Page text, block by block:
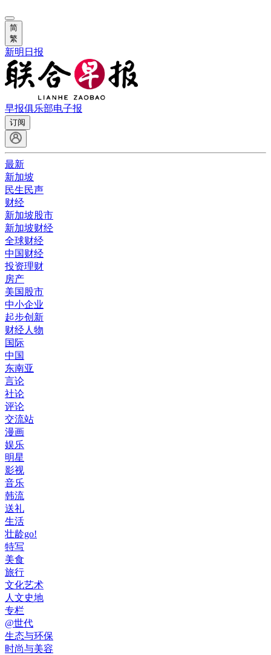
简
繁
新明日报
早报俱乐部电子报
订阅
最新
新加坡
民生民声
财经
新加坡股市
新加坡财经
全球财经
中国财经
投资理财
房产
美国股市
中小企业
起步创新
财经人物
国际
中国
东南亚
言论
社论
评论
交流站
漫画
娱乐
明星
影视
音乐
韩流
送礼
生活
壮龄go!
特写
美食
旅行
文化艺术
人文史地
专栏
@世代
生态与环保
时尚与美容